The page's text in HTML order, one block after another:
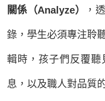
關係（Analyze） ，
錄，學生必須專注聆
輯時，孩子們反覆
息，以及職人對品質